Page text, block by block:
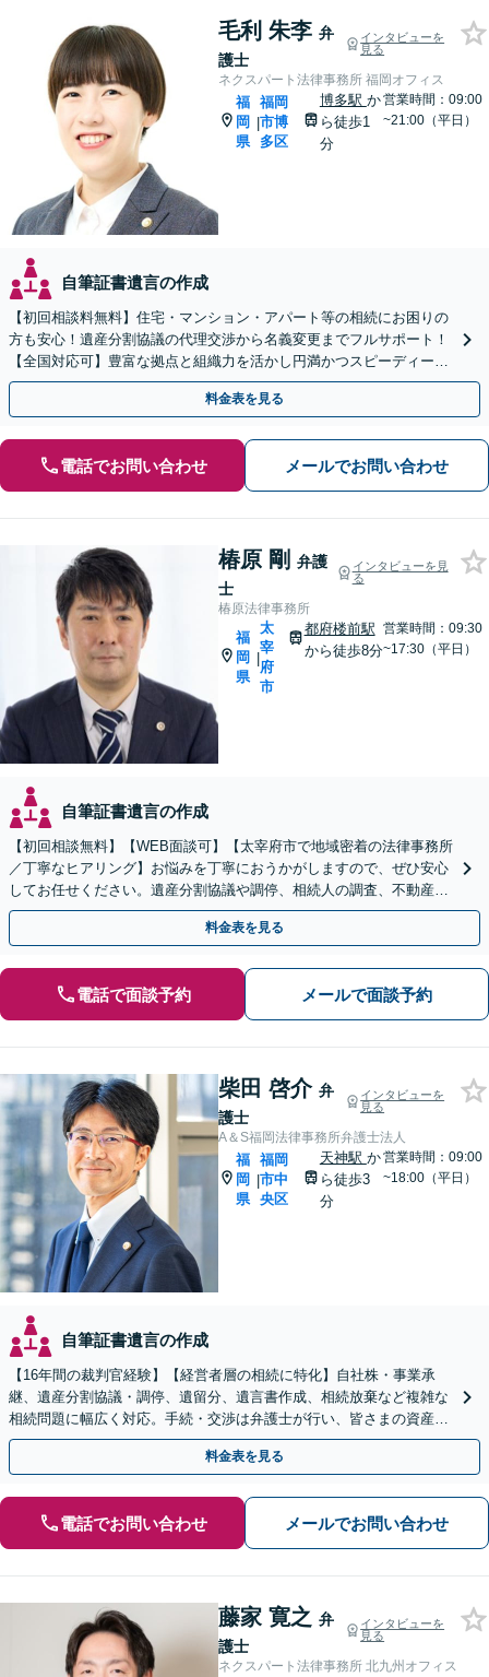
毛利 朱李 弁
護士
インタビューを
見る
ネクスパート法律事務所 福岡オフィス
福
岡
県
|
福岡
市博
多区
博多駅 か
ら徒歩1
分
営業時間：09:00
~21:00（平日）
自筆証書遺言の作成
【初回相談料無料】住宅・マンション・アパート等の相続にお困りの
方も安心！遺産分割協議の代理交渉から名義変更までフルサポート！
【全国対応可】豊富な拠点と組織力を活かし円満かつスピーディーに
相続手続きをお手伝いします【取扱い実績2000件以上】
料金表を見る
電話でお問い合わせ メールでお問い合わせ
椿原 剛 弁護
士
インタビューを見
る
椿原法律事務所
福
岡
県
|
太
宰
府
市
都府楼前駅
から徒歩8分
営業時間：09:30
~17:30（平日）
自筆証書遺言の作成
【初回相談無料】【WEB面談可】【太宰府市で地域密着の法律事務所
／丁寧なヒアリング】お悩みを丁寧におうかがしますので、ぜひ安心
してお任せください。遺産分割協議や調停、相続人の調査、不動産相
続、使い込み・寄与分など、幅広く対応
料金表を見る
電話で面談予約 メールで面談予約
柴田 啓介 弁
護士
インタビューを
見る
A＆S福岡法律事務所弁護士法人
福
岡
県
|
福岡
市中
央区
天神駅 か
ら徒歩3
分
営業時間：09:00
~18:00（平日）
自筆証書遺言の作成
【16年間の裁判官経験】【経営者層の相続に特化】自社株・事業承
継、遺産分割協議・調停、遺留分、遺言書作成、相続放棄など複雑な
相続問題に幅広く対応。手続・交渉は弁護士が行い、皆さまの資産と
会社、ご家族の安心を守ります。
料金表を見る
電話でお問い合わせ メールでお問い合わせ
藤家 寛之 弁
護士
インタビューを
見る
ネクスパート法律事務所 北九州オフィス